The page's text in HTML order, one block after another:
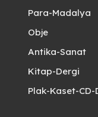
Para-Madalya
Obje
Antika-Sanat
Kitap-Dergi
Plak-Kaset-CD-